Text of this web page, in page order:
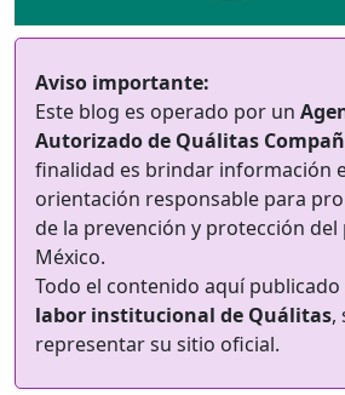
Aviso importante:
Este blog es operado por un
Autorizado de Quálitas
finalidad es brindar información
orientación responsable para
de la prevención y protección
México.
Todo el contenido aquí publicado
labor institucional de Quálitas,
representar su sitio oficial.